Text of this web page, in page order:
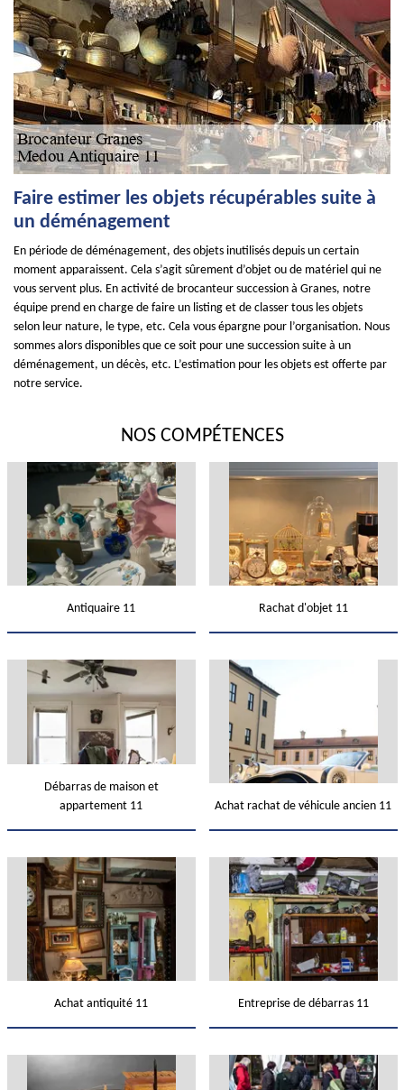
Faire estimer les objets récupérables suite à
un déménagement
En période de déménagement, des objets inutilisés depuis un certain
moment apparaissent. Cela s’agit sûrement d’objet ou de matériel qui ne
vous servent plus. En activité de brocanteur succession à Granes, notre
équipe prend en charge de faire un listing et de classer tous les objets
selon leur nature, le type, etc. Cela vous épargne pour l’organisation. Nous
sommes alors disponibles que ce soit pour une succession suite à un
déménagement, un décès, etc. L’estimation pour les objets est offerte par
notre service.
NOS COMPÉTENCES
Antiquaire 11 Rachat d'objet 11
Débarras de maison et
appartement 11
Achat rachat de véhicule ancien 11
Achat antiquité 11 Entreprise de débarras 11